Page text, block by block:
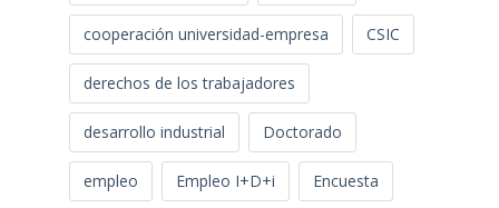
cooperación universidad-empresa CSIC
derechos de los trabajadores
desarrollo industrial Doctorado
empleo Empleo I+D+i Encuesta